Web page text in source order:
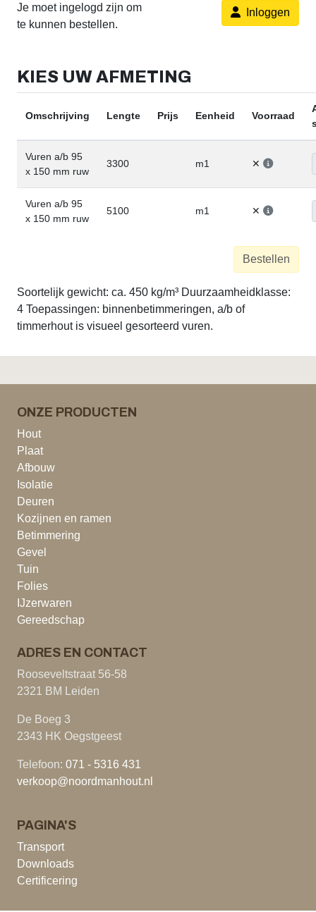
Je moet ingelogd zijn om
te kunnen bestellen.
Inloggen
KIES UW AFMETING
Omschrijving Lengte Prijs Eenheid Voorraad
Vuren a/b 95
x 150 mm ruw
3300 m1 ✕
Vuren a/b 95
x 150 mm ruw
5100 m1 ✕
Bestellen
Soortelijk gewicht: ca. 450 kg/m³ Duurzaamheidklasse:
4 Toepassingen: binnenbetimmeringen, a/b of
timmerhout is visueel gesorteerd vuren.
ONZE PRODUCTEN
Hout
Plaat
Afbouw
Isolatie
Deuren
Kozijnen en ramen
Betimmering
Gevel
Tuin
Folies
IJzerwaren
Gereedschap
ADRES EN CONTACT
Rooseveltstraat 56-58
2321 BM Leiden
De Boeg 3
2343 HK Oegstgeest
Telefoon: 071 - 5316 431
verkoop@noordmanhout.nl
PAGINA'S
Transport
Downloads
Certificering